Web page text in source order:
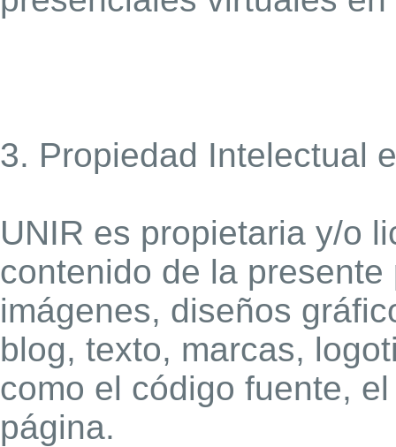
3. Propiedad Intelectual
UNIR es propietaria y/o
contenido de la
imágenes, diseños
blog, texto, marcas,
como el código fuente,
página.